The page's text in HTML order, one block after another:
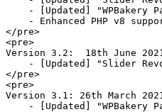
- [Updated] "WPBakery
- Enhanced PHP v8
</pre>
<pre>
Version 3.2:  18th June 2021
- [Updated] "Slider
</pre>
<pre>
Version 3.1: 26th March 2021
- [Updated] "WPBakery